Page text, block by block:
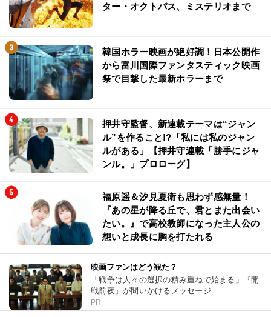
ター・オクトパス、ミステリオまで
韓国ホラー映画が絶好調！日本公開作
から富川国際ファンタスティック映画
祭で目撃した最新ホラーまで
押井守監督、新連載テーマは“ジャン
ル”を作ること!?「私には私のジャン
ルがある」【押井守連載「勝手にジャ
ンル。」プロローグ】
福原遥＆汐見夏衛も思わず感無量！
『あの星が降る丘で、君とまた出会い
たい。』で高校教師になった主人公の
想いと成長に胸を打たれる
映画ファンはどう観た？
「戦争は人々の選択の積み重ねで始まる」『開
戦前夜』が問いかけるメッセージ
PR